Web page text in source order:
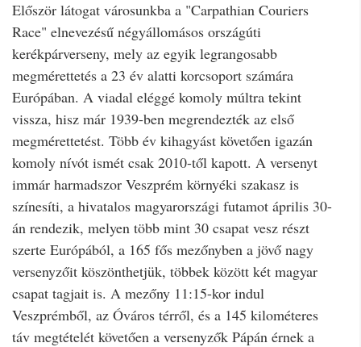
Először látogat városunkba a "Carpathian Couriers
Race" elnevezésű négyállomásos országúti
kerékpárverseny, mely az egyik legrangosabb
megmérettetés a 23 év alatti korcsoport számára
Európában. A viadal eléggé komoly múltra tekint
vissza, hisz már 1939-ben megrendezték az első
megmérettetést. Több év kihagyást követően igazán
komoly nívót ismét csak 2010-től kapott. A versenyt
immár harmadszor Veszprém környéki szakasz is
színesíti, a hivatalos magyarországi futamot április 30-
án rendezik, melyen több mint 30 csapat vesz részt
szerte Európából, a 165 fős mezőnyben a jövő nagy
versenyzőit köszönthetjük, többek között két magyar
csapat tagjait is. A mezőny 11:15-kor indul
Veszprémből, az Óváros térről, és a 145 kilométeres
táv megtételét követően a versenyzők Pápán érnek a